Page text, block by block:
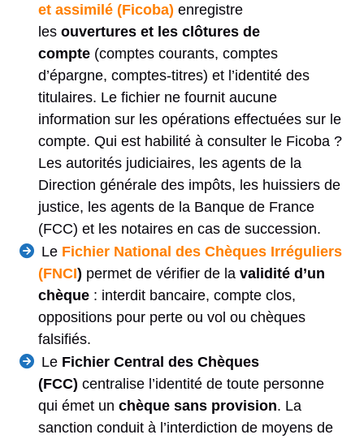
et assimilé (Ficoba) enregistre
lesouvertures et les clôtures de
compte (comptes courants, comptes
d’épargne, comptes-titres) et l’identité des
titulaires. Le fichier ne fournit aucune
information sur les opérations effectuées sur le
compte. Qui est habilité à consulter le Ficoba ?
Les autorités judiciaires, les agents de la
Direction générale des impôts, les huissiers de
justice, les agents de la Banque de France
(FCC) et les notaires en cas de succession.
Le Fichier National des Chèques Irréguliers
(FNCI) permet de vérifier de lavalidité d’un
chèque : interdit bancaire, compte clos,
oppositions pour perte ou vol ou chèques
falsifiés.
Le Fichier Central des Chèques
(FCC)centralise l’identité de toute personne
qui émet unchèque sans provision. La
sanction conduit à l’interdiction de moyens de